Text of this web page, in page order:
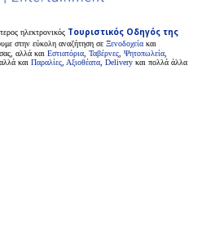
ηλεκτρονικός Τουριστικός Οδηγός της
στην εύκολη αναζήτηση σε Ξενοδοχεία και
σας, αλλά και Εστιατόρια, Ταβέρνες, Ψητοπωλεία,
και Παραλίες, Αξιοθέατα, Delivery και πολλά άλλα